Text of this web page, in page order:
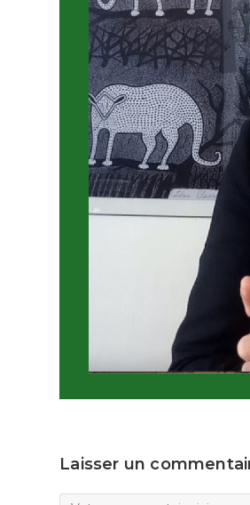
Laisser un